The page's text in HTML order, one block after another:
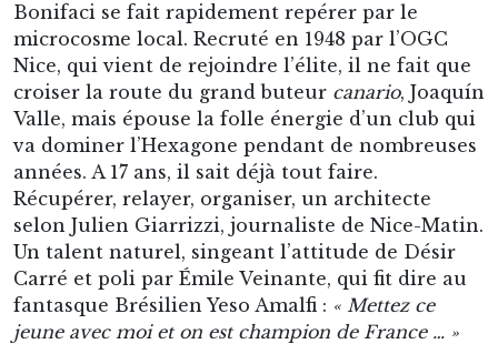
Bonifaci se fait rapidement repérer par le
microcosme local. Recruté en 1948 par l’OGC
Nice, qui vient de rejoindre l’élite, il ne fait que
croiser la route du grand buteur canario, Joaquín
Valle, mais épouse la folle énergie d’un club qui
va dominer l’Hexagone pendant de nombreuses
années. A 17 ans, il sait déjà tout faire.
Récupérer, relayer, organiser, un architecte
selon Julien Giarrizzi, journaliste de Nice-Matin.
Un talent naturel, singeant l’attitude de Désir
Carré et poli par Émile Veinante, qui fit dire au
fantasque Brésilien Yeso Amalfi : « Mettez ce
jeune avec moi et on est champion de France … »